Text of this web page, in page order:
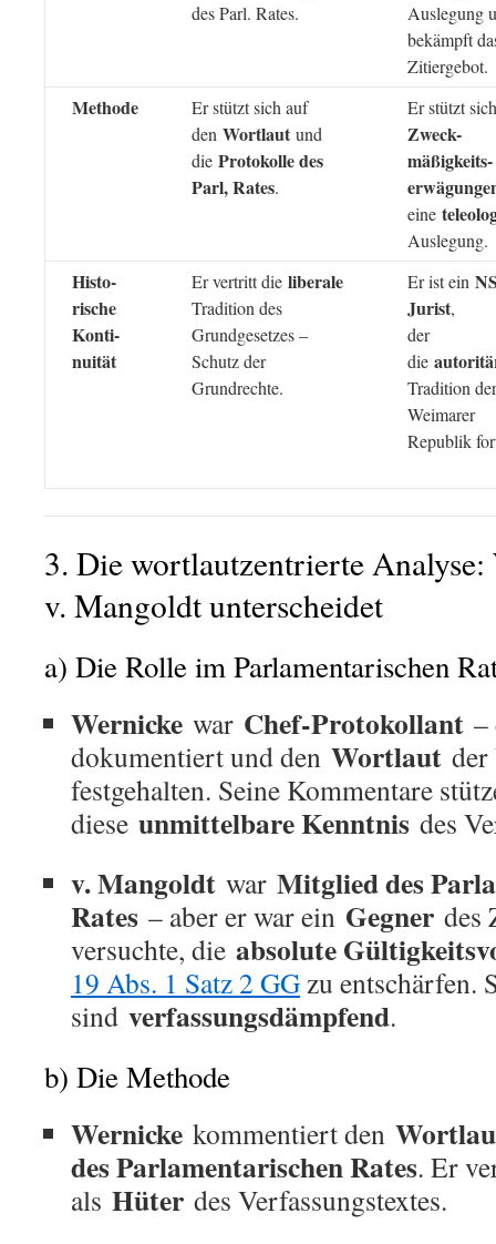
des Parl. Rates.
Auslegung
bekämpft
Zitiergebot.
Methode
Er stützt sich auf
den Wortlaut und
die Protokolle des
Parl, Rates.
Er stützt
Zweck-
mäßigkeits-
eine
Auslegung.
Histo-
rische
Konti-
nuität
Er vertritt die liberale
Tradition des
Grundgesetzes –
Schutz der
Grundrechte.
Er ist ein
Jurist,
der
die
Tradition der
Weimarer
Republik
3. Die wortlautzentrierte Analyse:
v. Mangoldt unterscheidet
a) Die Rolle im Parlamentarischen
Wernicke war Chef-Protokollant –
dokumentiert und den Wortlaut der
festgehalten. Seine Kommentare
diese unmittelbare Kenntnis des
v. Mangoldt war Mitglied des
Rates – aber er war ein Gegner des
versuchte, die absolute
19 Abs. 1 Satz 2 GGzu entschärfen.
sind verfassungsdämpfend.
b) Die Methode
Wernicke kommentiert den
des Parlamentarischen Rates. Er
als Hüter des Verfassungstextes.